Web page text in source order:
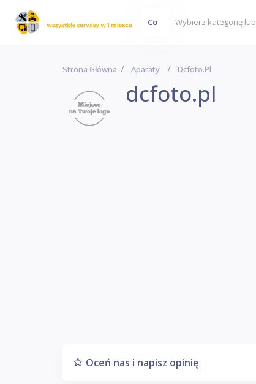
Co
Strona Główna Aparaty Dcfoto.pl
dcfoto.pl
Oceń nas i napisz opinię